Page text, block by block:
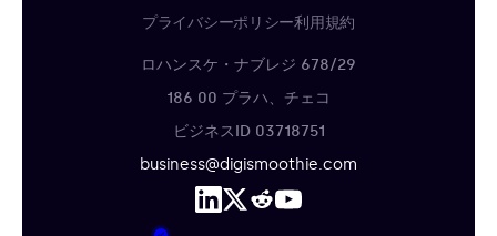
プライバシーポリシー利用規約
ロハンスケ・ナブレジ 678/29
186 00 プラハ、チェコ
ビジネスID 03718751
business@digismoothie.com